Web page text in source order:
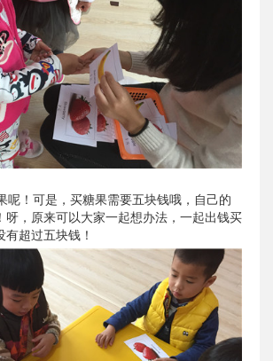
！可是，买糖果需要五块钱哦，自己的
呀，原来可以大家一起想办法，一起出钱买
超过五块钱！